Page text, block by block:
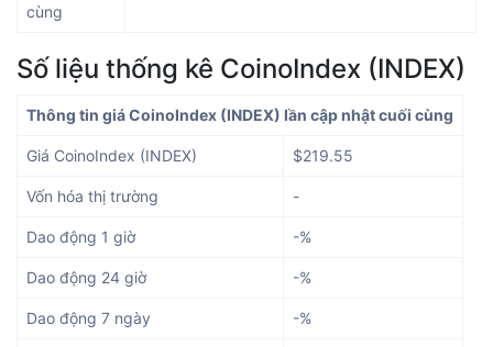
cùng
Số liệu thống kê CoinoIndex (INDEX)
Thông tin giá CoinoIndex (INDEX) lần cập nhật cuối cùng
Giá CoinoIndex (INDEX) $219.55
Vốn hóa thị trường -
Dao động 1 giờ -%
Dao động 24 giờ -%
Dao động 7 ngày -%